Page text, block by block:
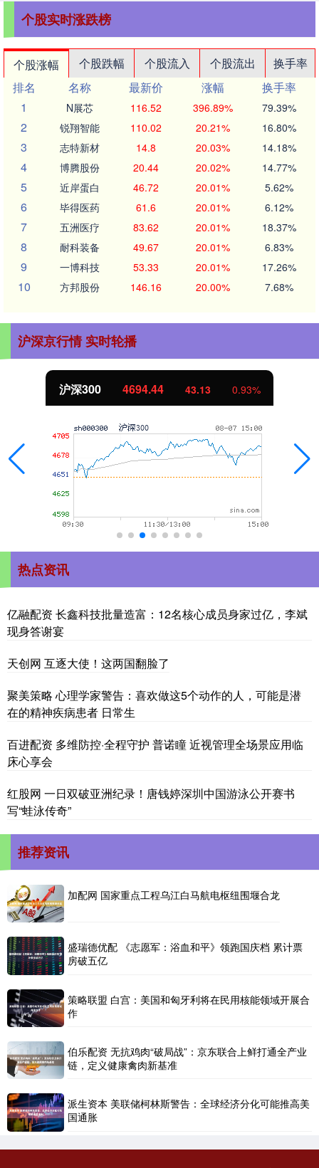
个股实时涨跌榜
个股涨幅 个股跌幅 个股流入 个股流出
换手率
排名
名称 最新价 涨幅
换手率
1
N展芯 116.52 396.89% 79.39%
2 锐翔智能 110.02 20.21% 16.80%
3 志特新材 14.8 20.03% 14.18%
4 博腾股份 20.44 20.02% 14.77%
5 近岸蛋白 46.72 20.01% 5.62%
6 毕得医药 61.6 20.01% 6.12%
7 五洲医疗 83.62 20.01% 18.37%
8 耐科装备 49.67 20.01% 6.83%
9 一博科技 53.33 20.01% 17.26%
10 方邦股份 146.16 20.00% 7.68%
沪深京行情 实时轮播
北证50 1134.24 11.37 1.01%
热点资讯
亿融配资 长鑫科技批量造富：12名核心成员身家过亿，李斌
现身答谢宴
天创网 互逐大使！这两国翻脸了
聚美策略 心理学家警告：喜欢做这5个动作的人，可能是潜
在的精神疾病患者 日常生
百进配资 多维防控·全程守护 普诺瞳 近视管理全场景应用临
床心享会
红股网 一日双破亚洲纪录！唐钱婷深圳中国游泳公开赛书
写“蛙泳传奇”
推荐资讯
加配网 国家重点工程乌江白马航电枢纽围堰合龙
盛瑞德优配 《志愿军：浴血和平》领跑国庆档 累计票
房破五亿
策略联盟 白宫：美国和匈牙利将在民用核能领域开展合
作
伯乐配资 无抗鸡肉“破局战”：京东联合上鲜打通全产业
链，定义健康禽肉新基准
派生资本 美联储柯林斯警告：全球经济分化可能推高美
国通胀